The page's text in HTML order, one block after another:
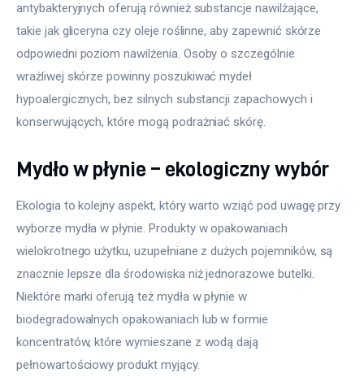
antybakteryjnych oferują również substancje nawilżające,
takie jak gliceryna czy oleje roślinne, aby zapewnić skórze
odpowiedni poziom nawilżenia. Osoby o szczególnie
wrażliwej skórze powinny poszukiwać mydeł
hypoalergicznych, bez silnych substancji zapachowych i
konserwujących, które mogą podrażniać skórę.
Mydło w płynie – ekologiczny wybór
Ekologia to kolejny aspekt, który warto wziąć pod uwagę przy
wyborze mydła w płynie. Produkty w opakowaniach
wielokrotnego użytku, uzupełniane z dużych pojemników, są
znacznie lepsze dla środowiska niż jednorazowe butelki.
Niektóre marki oferują też mydła w płynie w
biodegradowalnych opakowaniach lub w formie
koncentratów, które wymieszane z wodą dają
pełnowartościowy produkt myjący.